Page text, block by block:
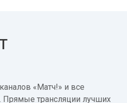
«Матч!» и все
Прямые трансляции лучших